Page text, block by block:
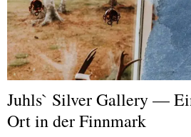
Juhls` Silver Gallery —
Ort in der Finnmark